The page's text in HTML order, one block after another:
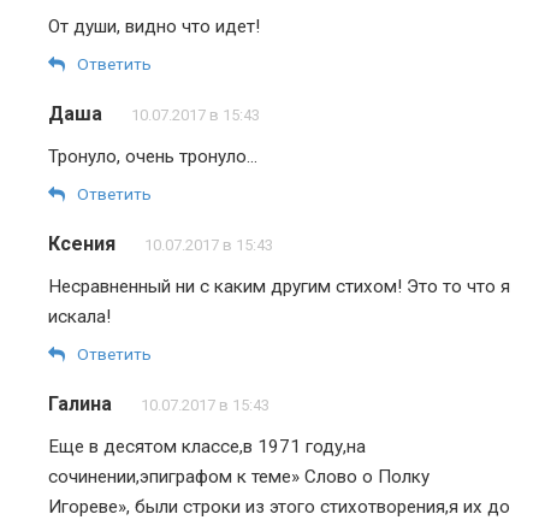
От души, видно что идет!
Ответить
Даша 10.07.2017 в 15:43
Тронуло, очень тронуло…
Ответить
Ксения 10.07.2017 в 15:43
Несравненный ни с каким другим стихом! Это то что я
искала!
Ответить
Галина 10.07.2017 в 15:43
Еще в десятом классе,в 1971 году,на
сочинении,эпиграфом к теме» Слово о Полку
Игореве», были строки из этого стихотворения,я их до